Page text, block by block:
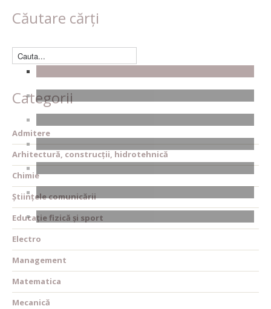
Căutare cărți
Categorii
Admitere
Arhitectură, construcții, hidrotehnică
Chimie
Științele comunicării
Educație fizică și sport
Electro
Management
Matematica
Mecanică